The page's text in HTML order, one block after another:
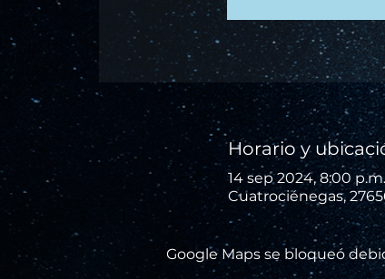
Horario y
14 sep 2024, 8:00 p.m.
Cuatrociénegas,
Google Maps se bloqueó